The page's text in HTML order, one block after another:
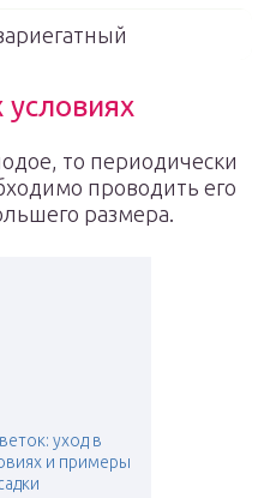
то периодически
проводить его
размера.
уход в
и примеры